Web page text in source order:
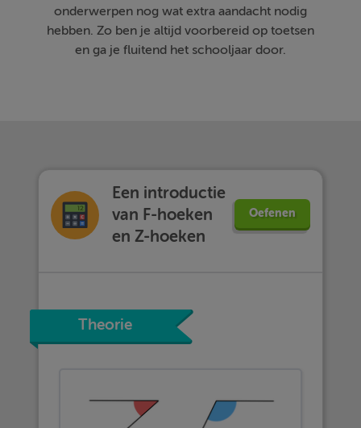
onderwerpen nog wat extra aandacht nodig
hebben. Zo ben je altijd voorbereid op toetsen
en ga je fluitend het schooljaar door.
Een introductie
van F-hoeken
en Z-hoeken
Oefenen
Theorie